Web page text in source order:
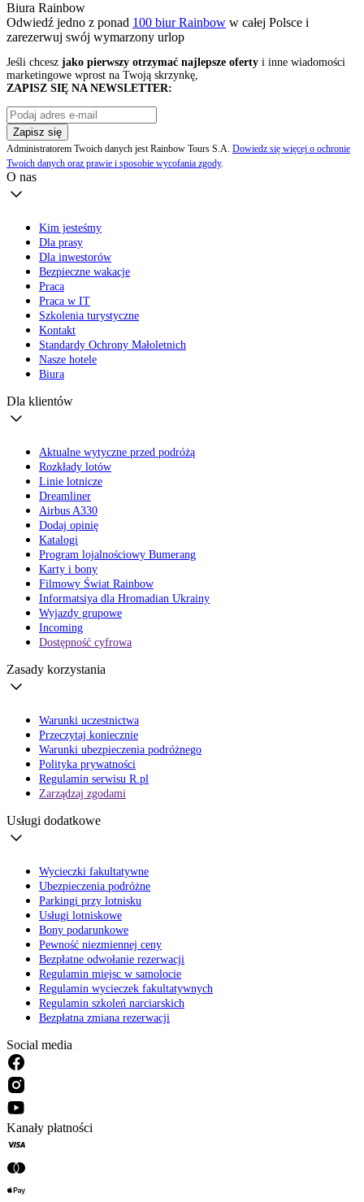
Biura Rainbow
Odwiedź jedno z ponad 100 biur Rainbow w całej Polsce i
zarezerwuj swój wymarzony urlop
Jeśli chcesz jako pierwszy otrzymać najlepsze oferty i inne wiadomości
marketingowe wprost na Twoją skrzynkę,
ZAPISZ SIĘ NA NEWSLETTER:
Zapisz się
Administratorem Twoich danych jest Rainbow Tours S.A. Dowiedz się więcej o ochronie
Twoich danych oraz prawie i sposobie wycofania zgody.
O nas
Kim jesteśmy
Dla prasy
Dla inwestorów
Bezpieczne wakacje
Praca
Praca w IT
Szkolenia turystyczne
Kontakt
Standardy Ochrony Małoletnich
Nasze hotele
Biura
Dla klientów
Aktualne wytyczne przed podróżą
Rozkłady lotów
Linie lotnicze
Dreamliner
Airbus A330
Dodaj opinię
Katalogi
Program lojalnościowy Bumerang
Karty i bony
Filmowy Świat Rainbow
Informatsiya dla Hromadian Ukrainy
Wyjazdy grupowe
Incoming
Dostępność cyfrowa
Zasady korzystania
Warunki uczestnictwa
Przeczytaj koniecznie
Warunki ubezpieczenia podróżnego
Polityka prywatności
Regulamin serwisu R.pl
Zarządzaj zgodami
Usługi dodatkowe
Wycieczki fakultatywne
Ubezpieczenia podróżne
Parkingi przy lotnisku
Usługi lotniskowe
Bony podarunkowe
Pewność niezmiennej ceny
Bezpłatne odwołanie rezerwacji
Regulamin miejsc w samolocie
Regulamin wycieczek fakultatywnych
Regulamin szkoleń narciarskich
Bezpłatna zmiana rezerwacji
Social media
Kanały płatności